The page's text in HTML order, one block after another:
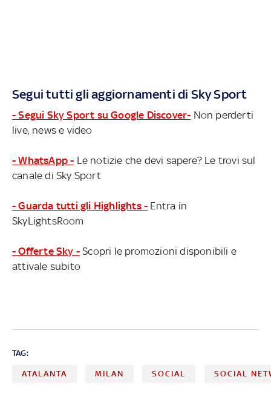
Segui tutti gli aggiornamenti di Sky Sport
- Segui Sky Sport su Google Discover- Non perderti
live, news e video
- WhatsApp - Le notizie che devi sapere? Le trovi sul
canale di Sky Sport
- Guarda tutti gli Highlights - Entra in
SkyLightsRoom
- Offerte Sky - Scopri le promozioni disponibili e
attivale subito
TAG:
ATALANTA MILAN SOCIAL SOCIAL